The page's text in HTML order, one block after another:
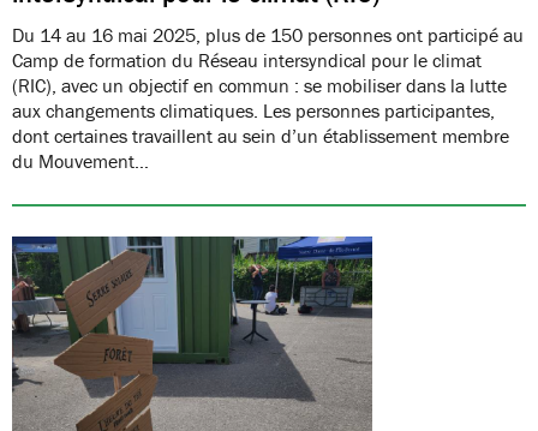
Du 14 au 16 mai 2025, plus de 150 personnes ont participé au
Camp de formation du Réseau intersyndical pour le climat
(RIC), avec un objectif en commun : se mobiliser dans la lutte
aux changements climatiques. Les personnes participantes,
dont certaines travaillent au sein d’un établissement membre
du Mouvement…